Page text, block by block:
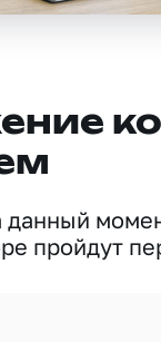
данный
пройдут